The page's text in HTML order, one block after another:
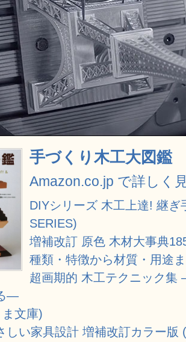
手づくり木工大図鑑
Amazon.co.jp で詳しく
DIYシリーズ 木工上達! 継
SERIES)
増補改訂 原色 木材大事典
種類・特徴から材質・用途
超画期的 木工テクニック
―
文庫)
しい家具設計 増補改訂カラー版